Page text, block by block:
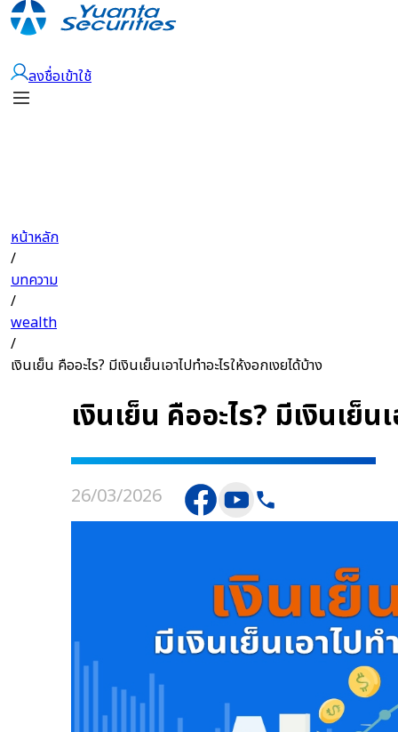
ลงชื่อเข้าใช้
หน้าหลัก
/
บทความ
/
wealth
/
เงินเย็น คืออะไร? มีเงินเย็นเอาไปทำอะไรให้งอกเงยได้บ้าง
เงินเย็น คืออะไร? มีเงินเย็น
26/03/2026